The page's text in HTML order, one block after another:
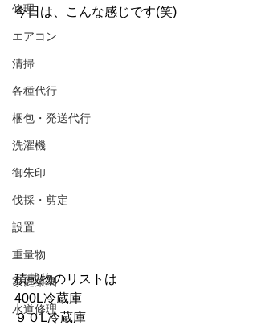
修理
エアコン
清掃
各種代行
梱包・発送代行
洗濯機
御朱印
伐採・剪定
設置
重量物
家庭菜園
水道修理
今日は、こんな感じです(笑)
積載物のリストは
400L冷蔵庫
９０L冷蔵庫